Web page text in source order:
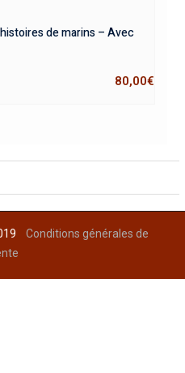
de marins – Avec
80,00€
Conditions générales de